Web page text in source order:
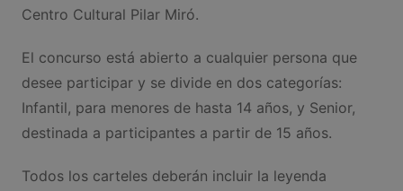
Centro Cultural Pilar Miró.
El concurso está abierto a cualquier persona que
desee participar y se divide en dos categorías:
Infantil, para menores de hasta 14 años, y Senior,
destinada a participantes a partir de 15 años.
Todos los carteles deberán incluir la leyenda